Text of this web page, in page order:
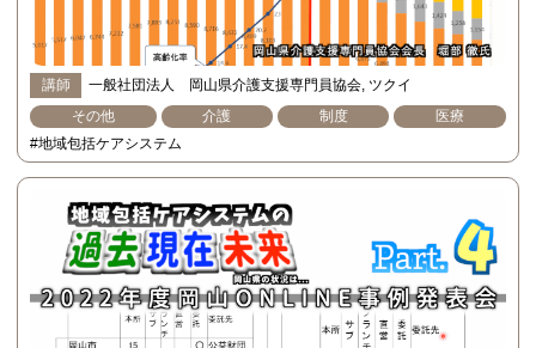
講師 一般社団法人 岡山県介護支援専門員協会 ツクイ
その他
介護 制度
医療
#地域包括ケアシステム